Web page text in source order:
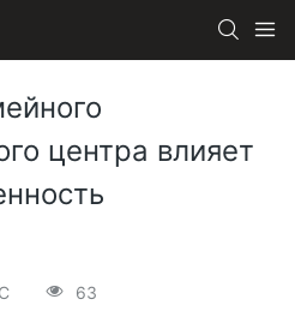
центра влияет
63